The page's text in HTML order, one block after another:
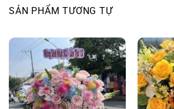
SẢN PHẨM TƯƠNG TỰ